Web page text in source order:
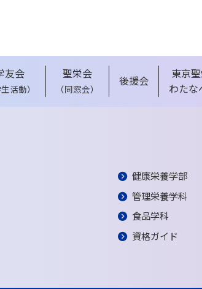
友会
生活動）
聖栄会
（同窓会）
後援会
東京
わたな
健康栄養学部
管理栄養学科
食品学科
資格ガイド